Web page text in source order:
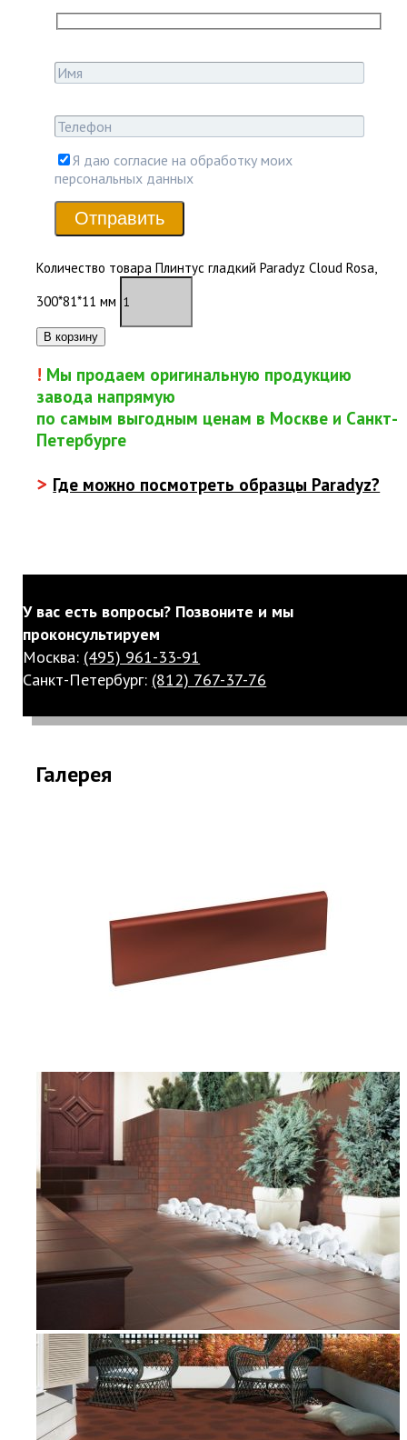
Я даю согласие на обработку моих
персональных данных
Отправить
Количество товара Плинтус гладкий Paradyz Cloud Rosa,
300*81*11 мм
В корзину
! Мы продаем оригинальную продукцию
завода напрямую
по самым выгодным ценам в Москве и Санкт-
Петербурге
> Где можно посмотреть образцы Paradyz?
У вас есть вопросы? Позвоните и мы
проконсультируем
Москва: (495) 961-33-91
Санкт-Петербург: (812) 767-37-76
Галерея